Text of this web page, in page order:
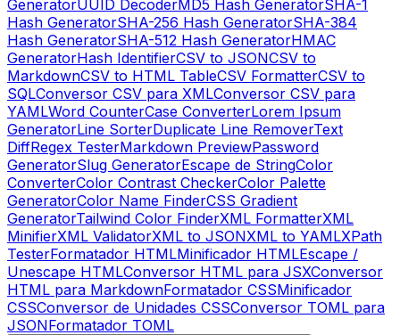
GeneratorUUID DecoderMD5 Hash GeneratorSHA-1
Hash GeneratorSHA-256 Hash GeneratorSHA-384
Hash GeneratorSHA-512 Hash GeneratorHMAC
GeneratorHash IdentifierCSV to JSONCSV to
MarkdownCSV to HTML TableCSV FormatterCSV to
SQLConversor CSV para XMLConversor CSV para
YAMLWord CounterCase ConverterLorem Ipsum
GeneratorLine SorterDuplicate Line RemoverText
DiffRegex TesterMarkdown PreviewPassword
GeneratorSlug GeneratorEscape de StringColor
ConverterColor Contrast CheckerColor Palette
GeneratorColor Name FinderCSS Gradient
GeneratorTailwind Color FinderXML FormatterXML
MinifierXML ValidatorXML to JSONXML to YAMLXPath
TesterFormatador HTMLMinificador HTMLEscape /
Unescape HTMLConversor HTML para JSXConversor
HTML para MarkdownFormatador CSSMinificador
CSSConversor de Unidades CSSConversor TOML para
JSONFormatador TOML